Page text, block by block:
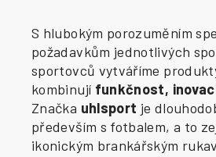
S hlubokým porozuměním
požadavkům jednotlivých
sportovců vytváříme
kombinují funkčnost,
Značka uhlsport je
především s fotbalem, a to
ikonickým brankářským